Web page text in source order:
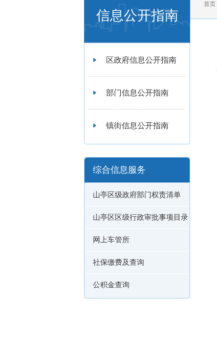
信息公开指南
区政府信息公开指南
部门信息公开指南
镇街信息公开指南
综合信息服务
山亭区级政府部门权责清单
山亭区区级行政审批事项目录
网上车管所
社保缴费及查询
公积金查询
首页